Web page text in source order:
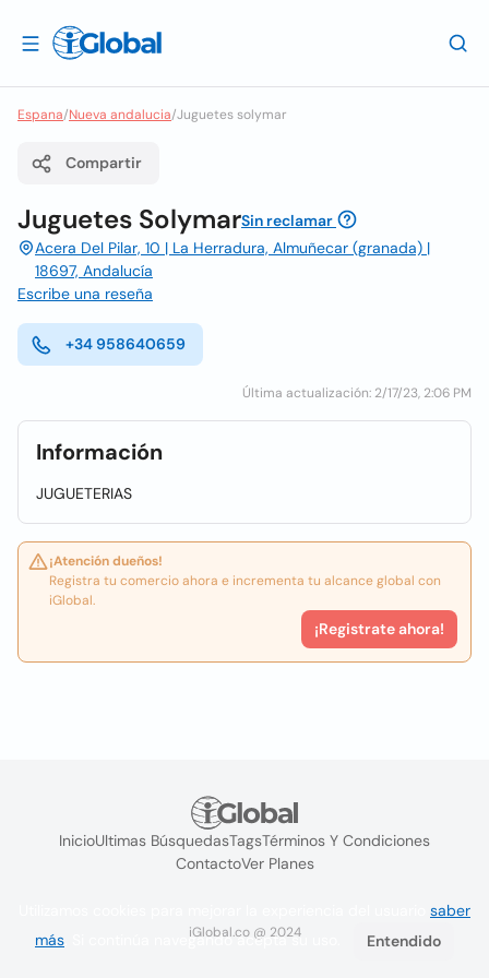
Espana/Nueva andalucia/Juguetes solymar
Compartir
Juguetes SolymarSin reclamar
Acera Del Pilar, 10 | La Herradura, Almuñecar (granada) |
18697, Andalucía
Escribe una reseña
+34 958640659
Última actualización: 2/17/23, 2:06 PM
Información
JUGUETERIAS
¡Atención dueños!
Registra tu comercio ahora e incrementa tu alcance global con
iGlobal.
¡Registrate ahora!
InicioUltimas BúsquedasTagsTérminos Y Condiciones
ContactoVer Planes
iGlobal.co @ 2024
saber
más . Si continúa navegando acepta su uso. Entendido